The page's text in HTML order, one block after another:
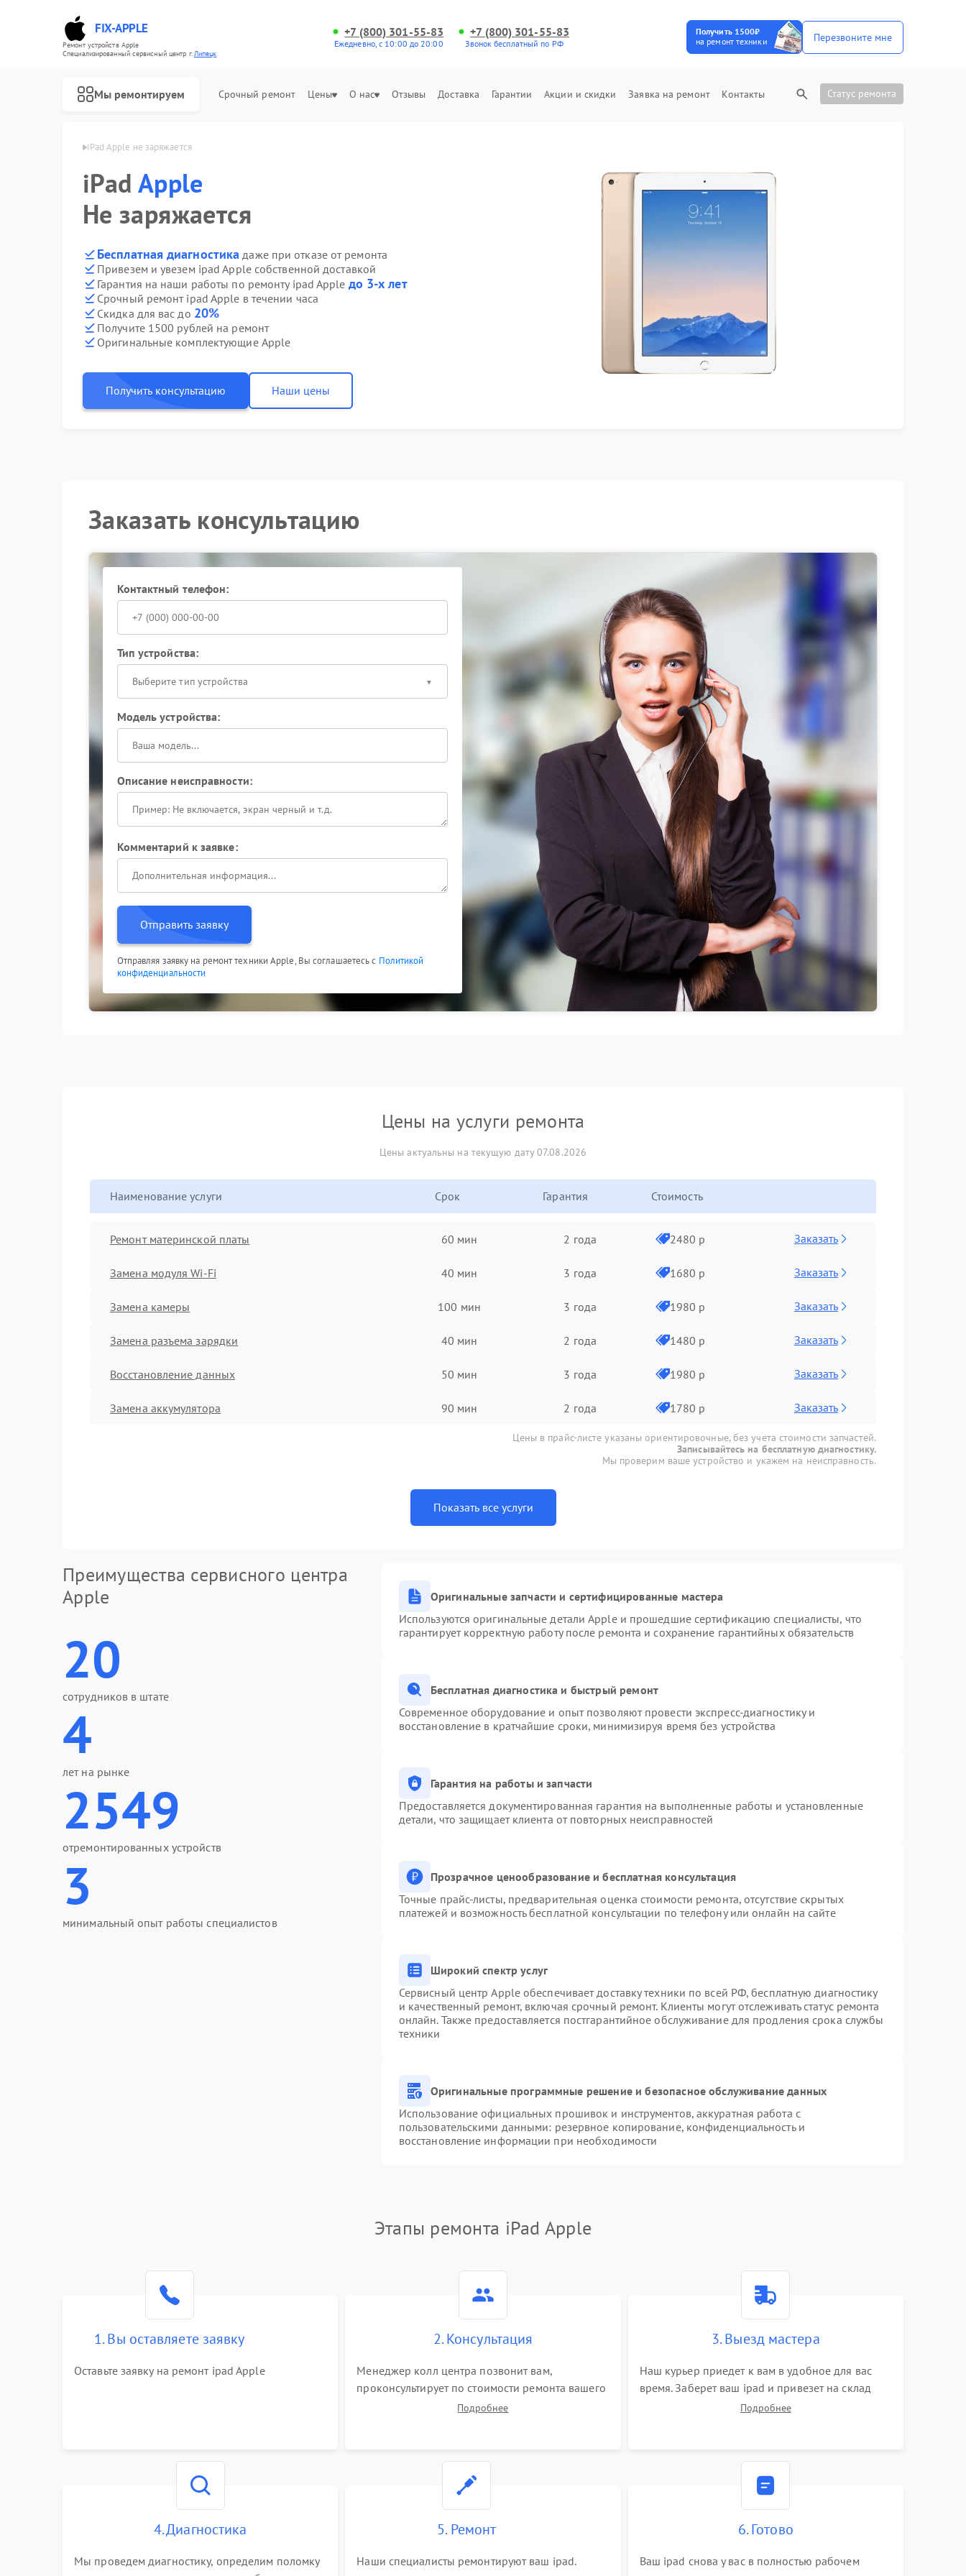
FIX-APPLE
Ремонт устройств Apple
Специализированный cервисный центр г.Липецк
+7 (800) 301-55-83
Ежедневно, с 10:00 до 20:00
+7 (800) 301-55-83
Звонок бесплатный по РФ
Получить 1500₽
на ремонт техники
Перезвоните мне
Мы ремонтируем Срочный ремонт Цены О нас Отзывы Доставка Гарантии Акции и скидки Заявка на ремонт Контакты Статус ремонта
Apple в Липецке iPad Apple не заряжается
iPad Apple
Не заряжается
Бесплатная диагностика даже при отказе от ремонта
Привезем и увезем ipad Apple собственной доставкой
Гарантия на наши работы по ремонту ipad Apple до 3-х лет
Срочный ремонт ipad Apple в течении часа
Скидка для вас до 20%
Получите 1500 рублей на ремонт
Оригинальные комплектующие Apple
Получить консультацию Наши цены
Заказать консультацию
Контактный телефон:
Тип устройства:
Выберите тип устройства
Модель устройства:
Описание неисправности:
Комментарий к заявке:
Отправить заявку
Отправляя заявку на ремонт техники Apple, Вы соглашаетесь с Политикой
конфиденциальности
Цены на услуги ремонта
Цены актуальны на текущую дату 07.08.2026
Наименование услуги Срок Гарантия Стоимость
Ремонт материнской платы 60 мин 2 года 2480 р Заказать
Замена модуля Wi-Fi 40 мин 3 года 1680 р Заказать
Замена камеры 100 мин 3 года 1980 р Заказать
Замена разъема зарядки 40 мин 2 года 1480 р Заказать
Восстановление данных 50 мин 3 года 1980 р Заказать
Замена аккумулятора 90 мин 2 года 1780 р Заказать
Цены в прайс-листе указаны ориентировочные, без учета стоимости запчастей.
Записывайтесь на бесплатную диагностику.
Мы проверим ваше устройство и укажем на неисправность.
Показать все услуги
Преимущества сервисного центра
Apple
20
сотрудников в штате
4
лет на рынке
2549
отремонтированных устройств
3
минимальный опыт работы специалистов
Оригинальные запчасти и сертифицированные мастера
Используются оригинальные детали Apple и прошедшие сертификацию специалисты, что
гарантирует корректную работу после ремонта и сохранение гарантийных обязательств
Бесплатная диагностика и быстрый ремонт
Современное оборудование и опыт позволяют провести экспресс-диагностику и
восстановление в кратчайшие сроки, минимизируя время без устройства
Гарантия на работы и запчасти
Предоставляется документированная гарантия на выполненные работы и установленные
детали, что защищает клиента от повторных неисправностей
Прозрачное ценообразование и бесплатная консультация
Точные прайс-листы, предварительная оценка стоимости ремонта, отсутствие скрытых
платежей и возможность бесплатной консультации по телефону или онлайн на сайте
Широкий спектр услуг
Сервисный центр Apple обеспечивает доставку техники по всей РФ, бесплатную диагностику
и качественный ремонт, включая срочный ремонт. Клиенты могут отслеживать статус ремонта
онлайн. Также предоставляется постгарантийное обслуживание для продления срока службы
техники
Оригинальные программные решение и безопасное обслуживание данных
Использование официальных прошивок и инструментов, аккуратная работа с
пользовательскими данными: резервное копирование, конфиденциальность и
восстановление информации при необходимости
Этапы ремонта iPad Apple
1. Вы оставляете заявку
Оставьте заявку на ремонт ipad Apple
2. Консультация
Менеджер колл центра позвонит вам,
проконсультирует по стоимости ремонта вашего
ipad а также ответит на все ваши вопросы.
Подробнее
3. Выезд мастера
Наш курьер приедет к вам в удобное для вас
время. Заберет ваш ipad и привезет на склад
Подробнее
4. Диагностика
Мы проведем диагностику, определим поломку
5. Ремонт
Наши специалисты ремонтируют ваш ipad.
6. Готово
Ваш ipad снова у вас в полностью рабочем